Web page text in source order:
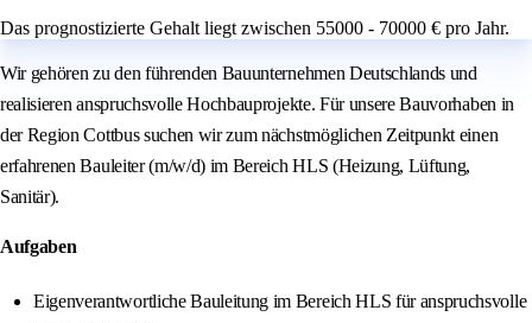
Das prognostizierte Gehalt liegt zwischen 55000 - 70000 € pro Jahr.
Wir gehören zu den führenden Bauunternehmen Deutschlands und
realisieren anspruchsvolle Hochbauprojekte. Für unsere Bauvorhaben in
der Region Cottbus suchen wir zum nächstmöglichen Zeitpunkt einen
erfahrenen Bauleiter (m/w/d) im Bereich HLS (Heizung, Lüftung,
Sanitär).
Aufgaben
Eigenverantwortliche Bauleitung im Bereich HLS für anspruchsvolle